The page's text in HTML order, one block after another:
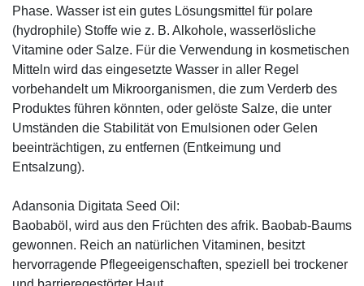
Phase. Wasser ist ein gutes Lösungsmittel für polare
(hydrophile) Stoffe wie z. B. Alkohole, wasserlösliche
Vitamine oder Salze. Für die Verwendung in kosmetischen
Mitteln wird das eingesetzte Wasser in aller Regel
vorbehandelt um Mikroorganismen, die zum Verderb des
Produktes führen könnten, oder gelöste Salze, die unter
Umständen die Stabilität von Emulsionen oder Gelen
beeinträchtigen, zu entfernen (Entkeimung und
Entsalzung).
Adansonia Digitata Seed Oil:
Baobaböl, wird aus den Früchten des afrik. Baobab-Baums
gewonnen. Reich an natürlichen Vitaminen, besitzt
hervorragende Pflegeeigenschaften, speziell bei trockener